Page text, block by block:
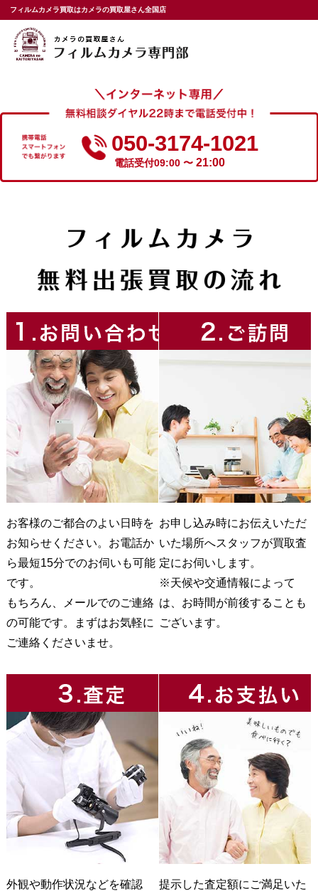
フィルムカメラ買取はカメラの買取屋さん全国店
050-3174-1021
電話受付09:00 〜21:00
お客様のご都合のよい日時を
お知らせください。お電話か
ら最短15分でのお伺いも可能
です。
もちろん、メールでのご連絡
の可能です。まずはお気軽に
ご連絡くださいませ。
お申し込み時にお伝えいただ
いた場所へスタッフが買取査
定にお伺いします。
※天候や交通情報によって
は、お時間が前後することも
ございます。
外観や動作状況などを確認
提示した査定額にご満足いた